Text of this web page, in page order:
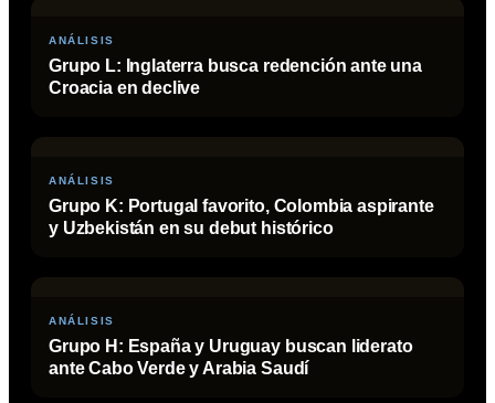
ANÁLISIS
Grupo L: Inglaterra busca redención ante una
Croacia en declive
ANÁLISIS
Grupo K: Portugal favorito, Colombia aspirante
y Uzbekistán en su debut histórico
ANÁLISIS
Grupo H: España y Uruguay buscan liderato
ante Cabo Verde y Arabia Saudí